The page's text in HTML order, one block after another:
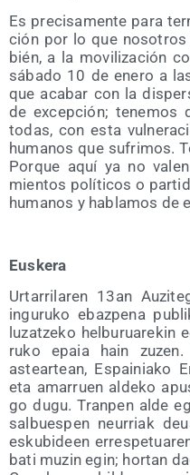
Es pre­ci­sa­men­te para
ción por lo que
bién, a la movi­li­za­ción
sába­do 10 de enero a
que aca­bar con la
de excep­ción; tene­mos
todas, con esta
huma­nos que sufri­mos.
Por­que aquí ya no
mien­tos polí­ti­cos o
huma­nos y habla­mos de
Eus­ke­ra
Urta­rri­la­ren 13an
ingu­ru­ko ebaz­pe­na
luzatze­ko hel­bu­rua­re­kin
ru­ko epaia hain
astear­tean, Espai­nia­ko
eta ama­rruen alde­ko
go dugu. Tran­pen alde
sal­bues­pen neu­rriak
esku­bi­deen
bati muzin egin; hor­tan